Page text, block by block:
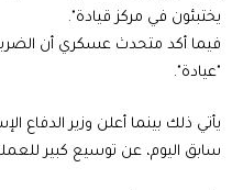
يختبئون في مركز قيادة".
فيما أكد متحدث عسكري أن
"عيادة".
يأتي ذلك بينما أعلن وزير الدفاع
سابق اليوم، عن توسيع كبير